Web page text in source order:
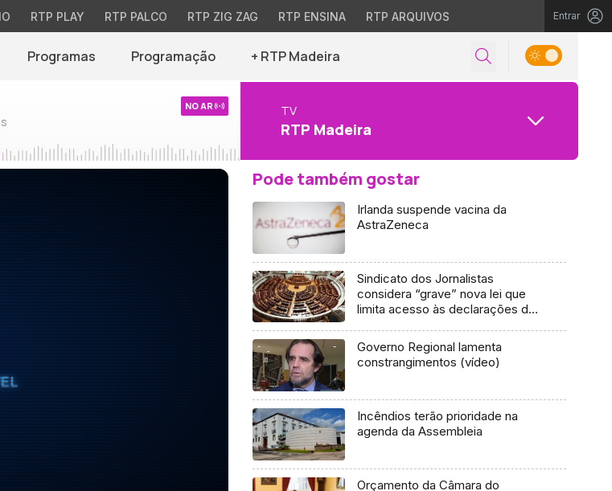
RTP PLAY RTP PALCO RTP ZIG ZAG RTP ENSINA RTP ARQUIVOS Entrar
Programas Programação + RTP Madeira
NO AR TV
RTP Madeira
Pode também gostar
Irlanda suspende vacina da
AstraZeneca
Sindicato dos Jornalistas
considera “grave” nova lei que
limita acesso às declarações de
Governo Regional lamenta
constrangimentos (vídeo)
Incêndios terão prioridade na
agenda da Assembleia
Orçamento da Câmara do